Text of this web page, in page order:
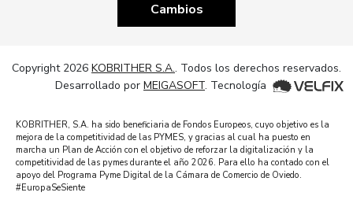
Cambios
Copyright 2026 KOBRITHER S.A.. Todos los derechos reservados.
Desarrollado por MEIGASOFT. Tecnología
KOBRITHER, S.A. ha sido beneficiaria de Fondos Europeos, cuyo objetivo es la
mejora de la competitividad de las PYMES, y gracias al cual ha puesto en
marcha un Plan de Acción con el objetivo de reforzar la digitalización y la
competitividad de las pymes durante el año 2026. Para ello ha contado con el
apoyo del Programa Pyme Digital de la Cámara de Comercio de Oviedo.
#EuropaSeSiente